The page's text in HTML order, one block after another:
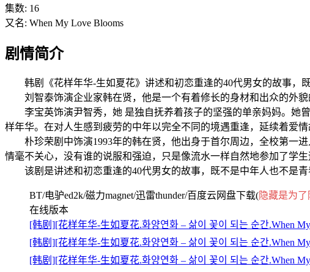
集数: 16
又名: When My Love Blooms
剧情简介
韩剧《花样年华-生如夏花》讲述和初恋重逢的40代男女的故事，既
刘智泰饰演企业家韩在贤，他是一个有着修长的身材和出众的外貌
李宝英饰演尹智秀，她 是独自抚养着孩子的坚强的单亲妈妈。她
样年华。在对人生感到疲劳的中年以完全不同的境遇重逢，延续着爱情
朴珍荣剧中饰演1993年的韩在贤，他出身于首尔周边，全校第一进
情毫不关心，没有谁的说服和强迫，只是像流水一样自然地参加了学生
该剧是讲述和初恋重逢的40代男女的故事，既不是中年人也不是青
BT/电驴ed2k/磁力magnet/迅雷thunder/百度云网盘下载(隐藏是为
在线版本
[韩剧][花样年华-生如夏花.화양연화 – 삶이 꽃이 되는 순간.When
[韩剧][花样年华-生如夏花.화양연화 – 삶이 꽃이 되는 순간.When
[韩剧][花样年华-生如夏花.화양연화 – 삶이 꽃이 되는 순간.When